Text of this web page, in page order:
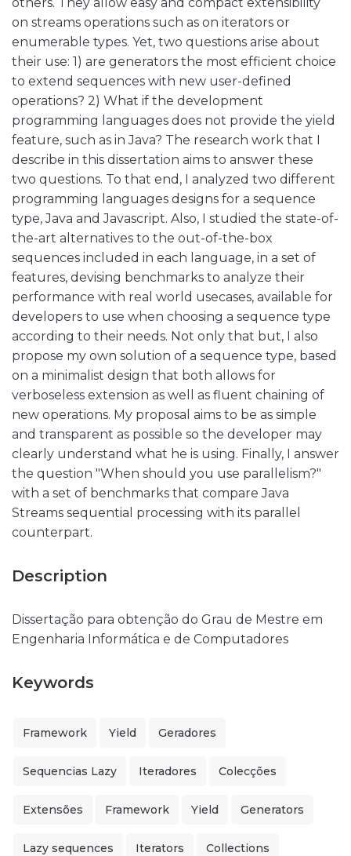
on streams operations such as on iterators or
enumerable types. Yet, two questions arise about
their use: 1) are generators the most efficient choice
to extend sequences with new user-defined
operations? 2) What if the development
programming languages does not provide the yield
feature, such as in Java? The research work that I
describe in this dissertation aims to answer these
two questions. To that end, I analyzed two different
programming languages designs for a sequence
type, Java and Javascript. Also, I studied the state-of-
the-art alternatives to the out-of-the-box
sequences included in each language, in a set of
features, devising benchmarks to analyze their
performance with real world usecases, available for
developers to use when choosing a sequence type
according to their needs. Not only that but, I also
propose my own solution of a sequence type, based
on a minimalist design that both allows for
verboseless extension as well as fluent chaining of
new operations. My proposal aims to be as simple
and transparent as possible so the developer may
clearly understand what he is using. Finally, I answer
the question "When should you use parallelism?"
with a set of benchmarks that compare Java
Streams sequential processing with its parallel
counterpart.
Description
Dissertação para obtenção do Grau de Mestre em
Engenharia Informática e de Computadores
Keywords
Framework Yield Geradores
Sequencias Lazy Iteradores Colecções
Extensões Framework Yield Generators
Lazy sequences Iterators Collections